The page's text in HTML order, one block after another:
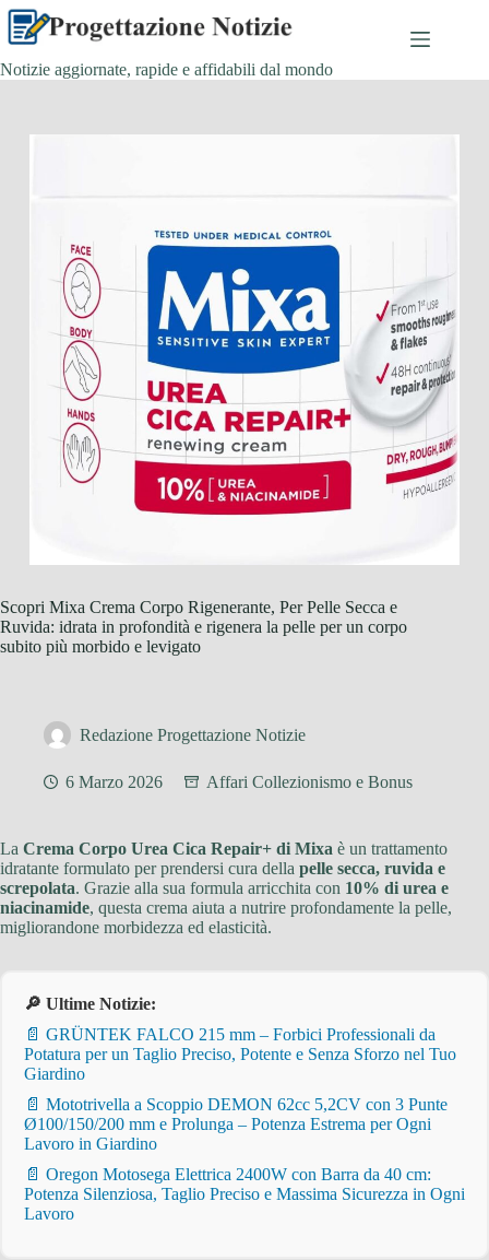
Salta
contenuto
Notizie aggiornate, rapide e affidabili dal mondo
Scopri Mixa Crema Corpo Rigenerante, Per Pelle Secca e
Ruvida: idrata in profondità e rigenera la pelle per un corpo
subito più morbido e levigato
Redazione Progettazione Notizie
6 Marzo 2026 Affari Collezionismo e Bonus
La Crema Corpo Urea Cica Repair+ di Mixa è un trattamento
idratante formulato per prendersi cura della pelle secca, ruvida e
screpolata. Grazie alla sua formula arricchita con 10% di urea e
niacinamide, questa crema aiuta a nutrire profondamente la pelle,
migliorandone morbidezza ed elasticità.
🔎 Ultime Notizie:
📄 GRÜNTEK FALCO 215 mm – Forbici Professionali da
Potatura per un Taglio Preciso, Potente e Senza Sforzo nel Tuo
Giardino
📄 Mototrivella a Scoppio DEMON 62cc 5,2CV con 3 Punte
Ø100/150/200 mm e Prolunga – Potenza Estrema per Ogni
Lavoro in Giardino
📄 Oregon Motosega Elettrica 2400W con Barra da 40 cm:
Potenza Silenziosa, Taglio Preciso e Massima Sicurezza in Ogni
Lavoro